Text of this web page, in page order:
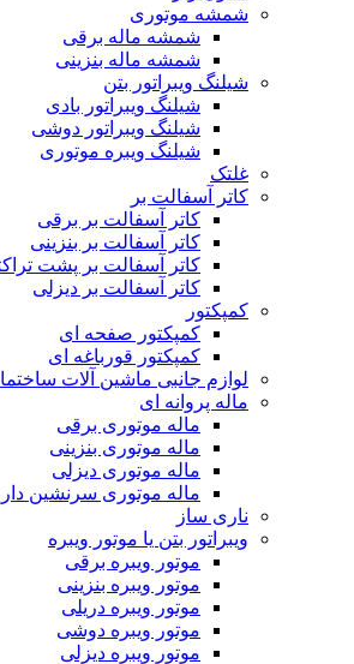
شمشه موتوری
شمشه ماله برقی
شمشه ماله بنزینی
شیلنگ ویبراتور بتن
شیلنگ ویبراتور بادی
شیلنگ ویبراتور دوشی
شیلنگ ویبره موتوری
غلتک
کاتر آسفالت بر
کاتر آسفالت بر برقی
کاتر آسفالت بر بنزینی
کاتر آسفالت بر پشت
کاتر آسفالت بر دیزلی
کمپکتور
کمپکتور صفحه ای
کمپکتور قورباغه ای
لوازم جانبی ماشین آلات
ماله پروانه ای
ماله موتوری برقی
ماله موتوری بنزینی
ماله موتوری دیزلی
ماله موتوری سرنشین دار
ناری ساز
ویبراتور بتن یا موتور ویبره
موتور ویبره برقی
موتور ویبره بنزینی
موتور ویبره دریلی
موتور ویبره دوشی
موتور ویبره دیزلی